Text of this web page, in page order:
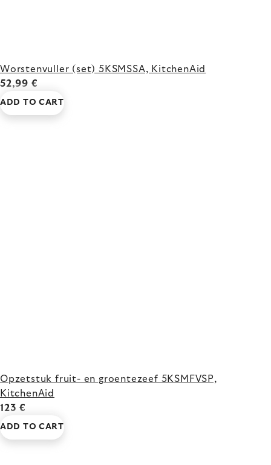
Worstenvuller (set) 5KSMSSA, KitchenAid
52,99 €
ADD TO CART
Opzetstuk fruit- en groentezeef 5KSMFVSP,
KitchenAid
123 €
ADD TO CART